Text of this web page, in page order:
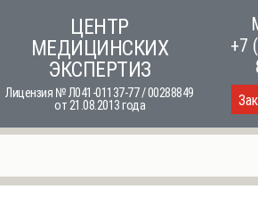
content
ЦЕНТР
МЕДИЦИНСКИХ
ЭКСПЕРТИЗ
Лицензия № Л041-01137-77 / 00288849
от 21.08.2013 года
+7